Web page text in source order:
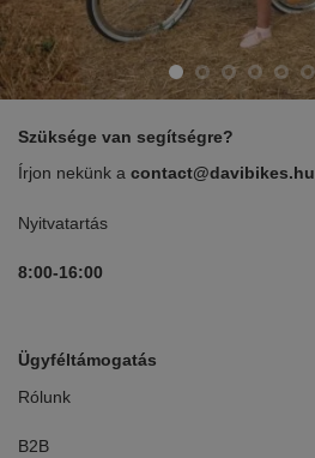
Szüksége van segítségre?
Írjon nekünk a contact@davibikes.hu
Nyitvatartás
8:00-16:00
Ügyféltámogatás
Rólunk
B2B